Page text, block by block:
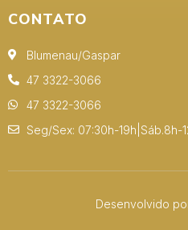
CONTATO
Blumenau/Gaspar
47 3322-3066
47 3322-3066
Seg/Sex: 07:30h-19h|Sáb.8h-
Desenvolvido